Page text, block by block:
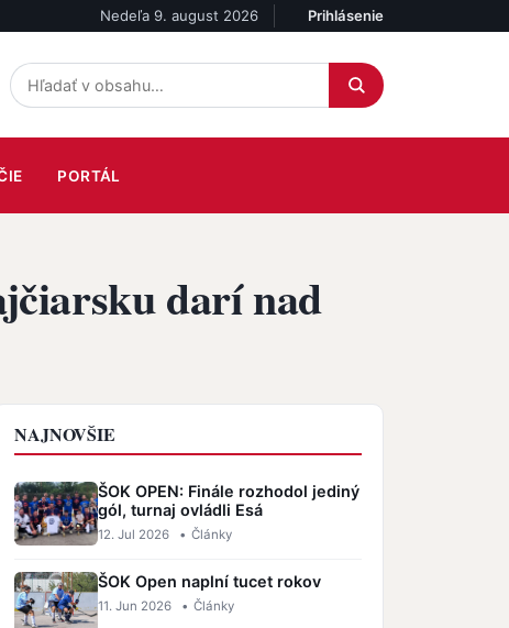
Nedeľa 9. august 2026 Účet
Prihlásenie
PORTÁL
darí nad
NAJNOVŠIE
ŠOK OPEN: Finále rozhodol jediný
gól, turnaj ovládli Esá
12. Jul 2026 • Články
ŠOK Open naplní tucet rokov
11. Jun 2026 • Články